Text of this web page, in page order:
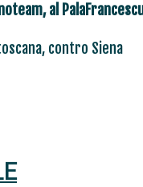
al
contro Siena